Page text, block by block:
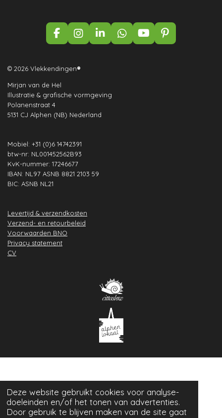
Deze website gebruikt cookies voor analyse-
doeleinden en/of het tonen van advertenties.
Door gebruik te blijven maken van de site gaat
F
a
e
o
o
I
n
t
r
m
L
i
I
W
h
Y
o
P
i
© 2026 Vlekkendingen®
Mirjan van de Hel
Illustratie & grafische vormgeving
Polanenstraat 4
5131 CJ Alphen (NB) Nederland
Mobiel: +31 (0)6 14742391
btw-nr: NL001452562B93
KvK-nummer: 17246677
IBAN: NL97 ASNB 8821 2103 59
BIC: ASNB NL21
Levertijd & verzendkosten
Verzend- en retourbeleid
Voorwaarden BNO
Privacy statement
CV